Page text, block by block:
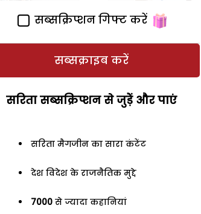
सब्सक्रिप्शन गिफ्ट करें
सब्सक्राइब करें
सरिता सब्सक्रिप्शन से जुड़ेें और पाएं
सरिता मैगजीन का सारा कंटेंट
देश विदेश के राजनैतिक मुद्दे
7000 से ज्यादा कहानियां